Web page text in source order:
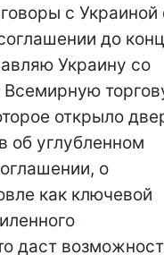
с Украиной
до
Украину со
Всемирную
открыло
об углубленном
о
как ключевой
даст